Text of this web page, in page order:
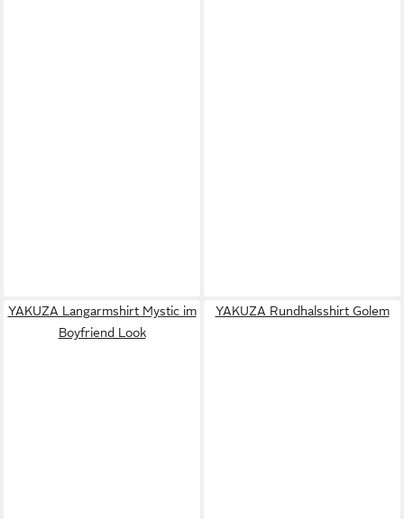
YAKUZA Langarmshirt Mystic im
Boyfriend Look
YAKUZA Rundhalsshirt Golem